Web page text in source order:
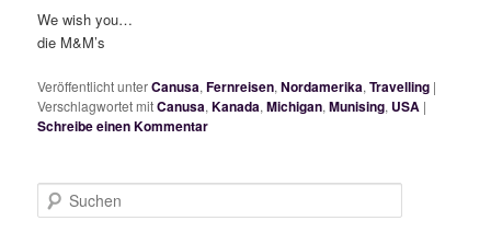
We wish you…
die M&M’s
Veröffentlicht unterCanusa,Fernreisen,Nordamerika,Travelling |
Verschlagwortet mitCanusa,Kanada,Michigan,Munising, USA |
Schreibe einen Kommentar
u